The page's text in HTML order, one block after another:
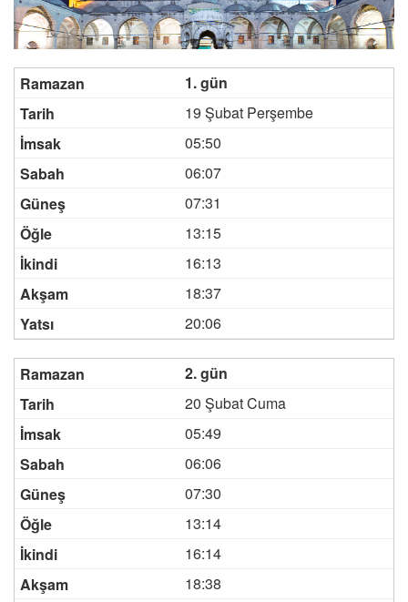
1. gün
19 Şubat Perşembe
05:50
06:07
07:31
13:15
16:13
18:37
20:06
2. gün
20 Şubat Cuma
05:49
06:06
07:30
13:14
16:14
18:38